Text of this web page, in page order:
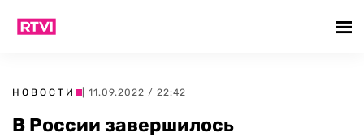
НОВОСТИ | 11.09.2022 / 22:42
В России завершилось